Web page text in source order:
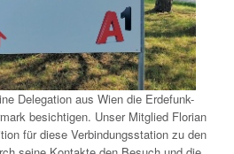
Delegation aus Wien die Erdefunk-
besichtigen. Unser Mitglied Florian
für diese Verbindungsstation zu den